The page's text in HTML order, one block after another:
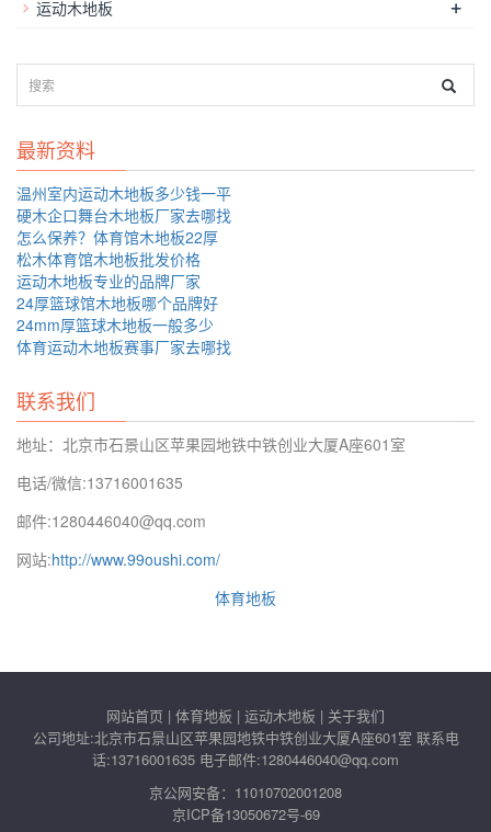
运动木地板 +
最新资料
温州室内运动木地板多少钱一平
硬木企口舞台木地板厂家去哪找
怎么保养？体育馆木地板22厚
松木体育馆木地板批发价格
运动木地板专业的品牌厂家
24厚篮球馆木地板哪个品牌好
24mm厚篮球木地板一般多少
体育运动木地板赛事厂家去哪找
联系我们
地址：北京市石景山区苹果园地铁中铁创业大厦A座601室
电话/微信:13716001635
邮件:1280446040@qq.com
网站:http://www.99oushi.com/
体育地板
网站首页 | 体育地板 | 运动木地板 | 关于我们
公司地址:北京市石景山区苹果园地铁中铁创业大厦A座601室 联系电
话:13716001635 电子邮件:1280446040@qq.com
京公网安备：11010702001208
京ICP备13050672号-69